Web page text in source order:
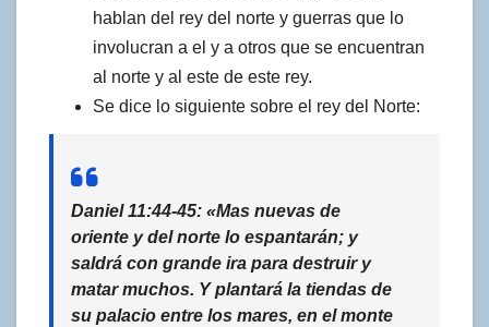
hablan del rey del norte y guerras que lo
involucran a el y a otros que se encuentran
al norte y al este de este rey.
Se dice lo siguiente sobre el rey del Norte:
Daniel 11:44-45: «Mas nuevas de
oriente y delnorte lo espantarán; y
saldrá con grande ira para destruir y
matar muchos. Y plantará la tiendas de
su palacio entre los mares, en el monte